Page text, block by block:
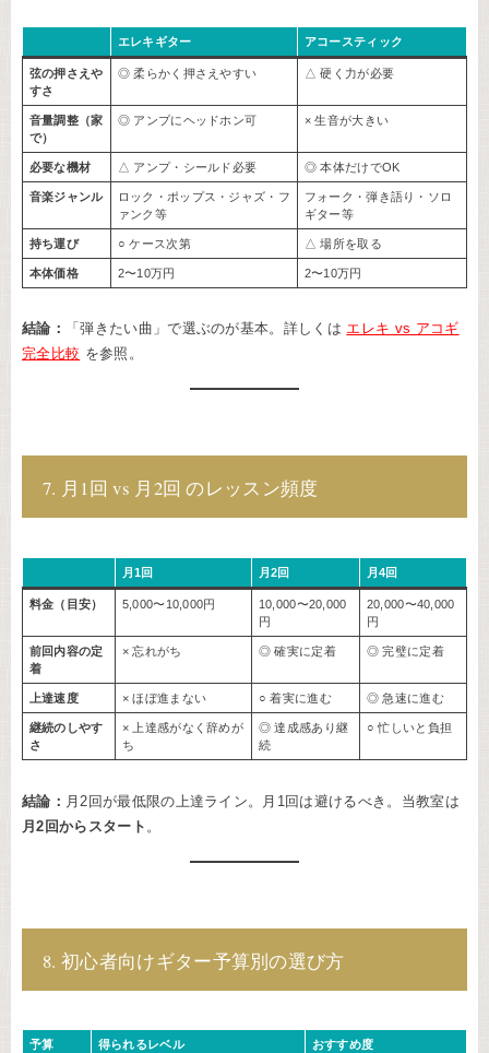
エレキギター アコースティック
弦の押さえや
すさ
◎ 柔らかく押さえやすい △ 硬く力が必要
音量調整（家
で）
◎ アンプにヘッドホン可 × 生音が大きい
必要な機材 △ アンプ・シールド必要 ◎ 本体だけでOK
音楽ジャンル
ロック・ポップス・ジャズ・フ
ァンク等
フォーク・弾き語り・ソロ
ギター等
持ち運び ○ ケース次第 △ 場所を取る
本体価格 2〜10万円 2〜10万円
結論： 「弾きたい曲」で選ぶのが基本。詳しくは エレキ vs アコギ
完全比較 を参照。
7. 月1回 vs 月2回 のレッスン頻度
月1回 月2回 月4回
料金（目安） 5,000〜10,000円
10,000〜20,000
円
20,000〜40,000
円
前回内容の定
着
× 忘れがち ◎ 確実に定着 ◎ 完璧に定着
上達速度 × ほぼ進まない ○ 着実に進む ◎ 急速に進む
継続のしやす
さ
× 上達感がなく辞めが
ち
◎ 達成感あり継
続
○ 忙しいと負担
結論： 月2回が最低限の上達ライン。月1回は避けるべき。当教室は
月2回からスタート 。
8. 初心者向けギター予算別の選び方
予算 得られるレベル おすすめ度